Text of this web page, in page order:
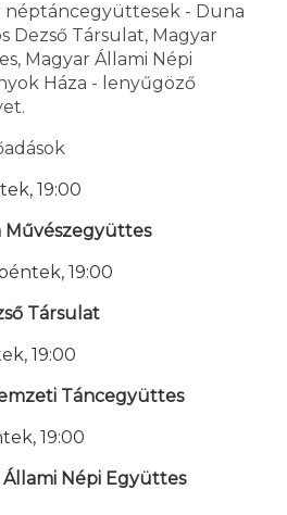
néptáncegyüttesek - Duna
Dezső Társulat, Magyar
Magyar Állami Népi
Háza - lenyűgöző
19:00
19:00
Társulat
19:00
Táncegyüttes
19:00
Állami Népi Együttes